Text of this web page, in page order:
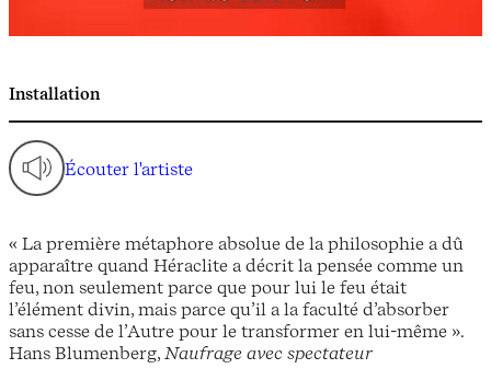
Installation
Écouter l'artiste
« La première métaphore absolue de la philosophie a dû
apparaître quand Héraclite a décrit la pensée comme un
feu, non seulement parce que pour lui le feu était
l’élément divin, mais parce qu’il a la faculté d’absorber
sans cesse de l’Autre pour le transformer en lui-même ».
Hans Blumenberg, Naufrage avec spectateur